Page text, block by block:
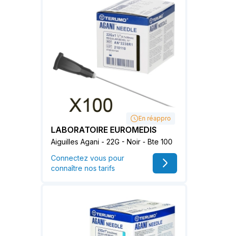
En réappro
LABORATOIRE EUROMEDIS
Aiguilles Agani - 22G - Noir - Bte 100
Connectez vous pour
connaître nos tarifs